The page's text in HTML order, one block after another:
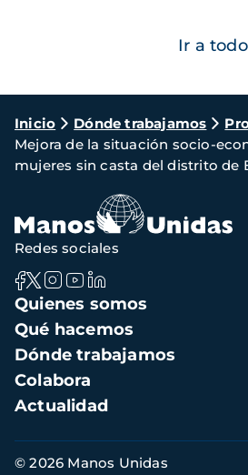
Ir a
Ruta
de
navegación
Inicio Dónde trabajamos
Mejora de la situación socio-
mujeres sin casta del distrito de
Navegación
principal
Quienes somos
Qué hacemos
Dónde trabajamos
Colabora
Actualidad
Redes sociales
Información
© 2026 Manos Unidas